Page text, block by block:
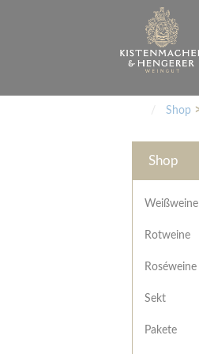
Shop
Shop
Weißweine
Rotweine
Roséweine
Sekt
Pakete